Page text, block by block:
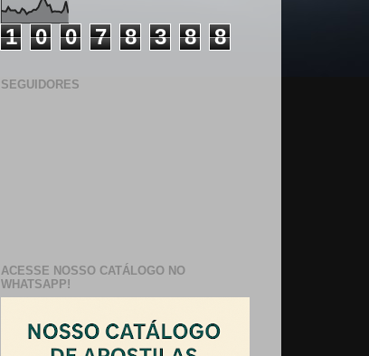
1 0 0 7 8 3 8 8
SEGUIDORES
ACESSE NOSSO CATÁLOGO NO
WHATSAPP!